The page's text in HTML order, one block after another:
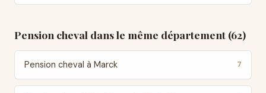
Pension cheval dans le même département (62)
Pension cheval à Marck 7